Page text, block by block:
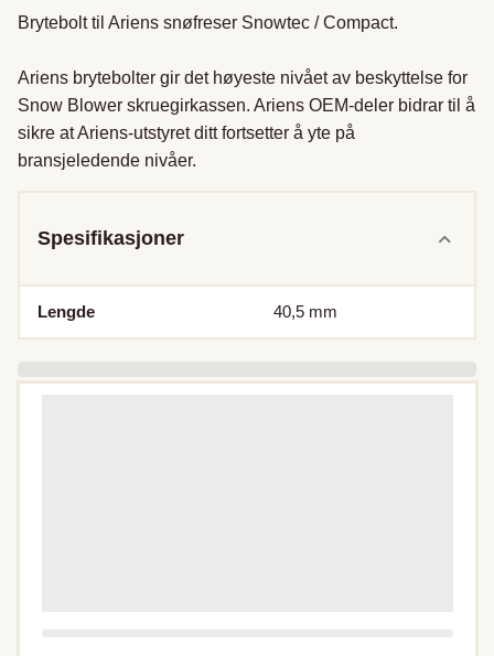
Brytebolt til Ariens snøfreser Snowtec / Compact.
Ariens brytebolter gir det høyeste nivået av beskyttelse for
Snow Blower skruegirkassen. Ariens OEM-deler bidrar til å
sikre at Ariens-utstyret ditt fortsetter å yte på
bransjeledende nivåer.
Spesifikasjoner
Lengde 40,5 mm